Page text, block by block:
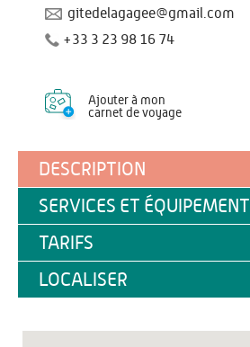
gitedelagagee@gmail.com
+33 3 23 98 16 74
Ajouter à mon
carnet de voyage
DESCRIPTION
SERVICES ET ÉQUIPEMENT
TARIFS
LOCALISER